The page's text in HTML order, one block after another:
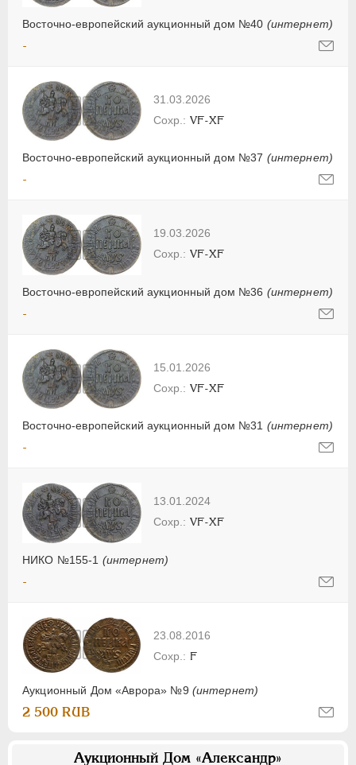
Восточно-европейский аукционный дом №40 (интернет)
-
31.03.2026
Восточно-европейский аукционный дом №37 (интернет)
VF-XF
-
19.03.2026
Восточно-европейский аукционный дом №36 (интернет)
VF-XF
-
15.01.2026
Восточно-европейский аукционный дом №31 (интернет)
VF-XF
-
13.01.2024
НИКО №155-1 (интернет)
VF-XF
-
23.08.2016
Аукционный Дом «Аврора» №9 (интернет)
F
2 500 RUB
Аукционный Дом «Александр»